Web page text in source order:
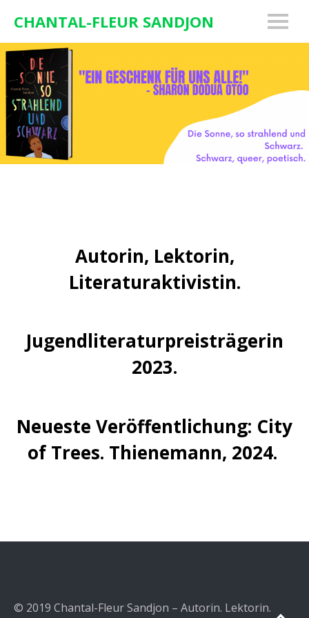
CHANTAL-FLEUR SANDJON
Autorin, Lektorin,
Literaturaktivistin.
Jugendliteraturpreisträgerin
2023.
Neueste Veröffentlichung: City
of Trees. Thienemann, 2024.
© 2019 Chantal-Fleur Sandjon – Autorin. Lektorin.